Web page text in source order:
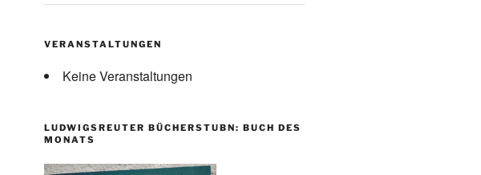
VERANSTALTUNGEN
Keine Veranstaltungen
LUDWIGSREUTER BÜCHERSTUBN: BUCH DES
MONATS